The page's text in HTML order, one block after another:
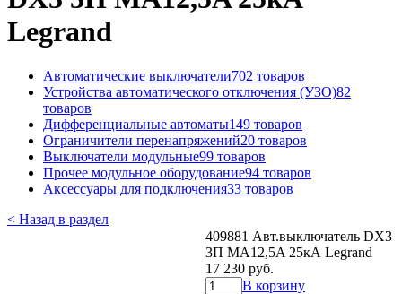
Legrand
Автоматические выключатели702 товаров
Устройства автоматического отключения (УЗО)82
товаров
Дифференциальные автоматы149 товаров
Ограничители перенапряжений20 товаров
Выключатели модульные99 товаров
Прочее модульное оборудование94 товаров
Аксессуары для подключения33 товаров
< Назад в раздел
409881 Авт.выключатель DX3
3П MA12,5A 25кА Legrand
17 230 руб.
В корзину